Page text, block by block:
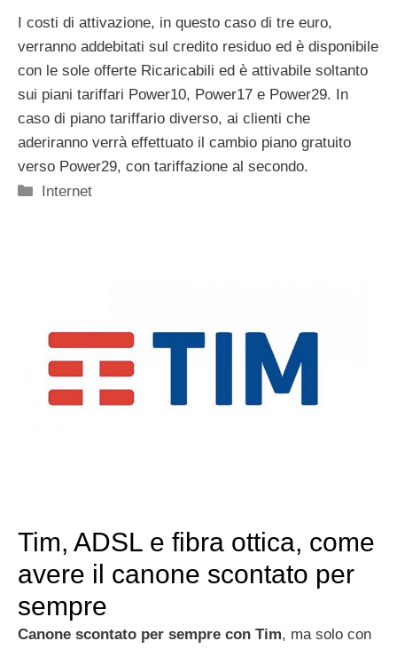
I costi di attivazione, in questo caso di tre euro,
verranno addebitati sul credito residuo ed è disponibile
con le sole offerte Ricaricabili ed è attivabile soltanto
sui piani tariffari Power10, Power17 e Power29. In
caso di piano tariffario diverso, ai clienti che
aderiranno verrà effettuato il cambio piano gratuito
verso Power29, con tariffazione al secondo.
Categorie
Internet
Tim, ADSL e fibra ottica, come
avere il canone scontato per
sempre
Canone scontato per sempre con Tim, ma solo con